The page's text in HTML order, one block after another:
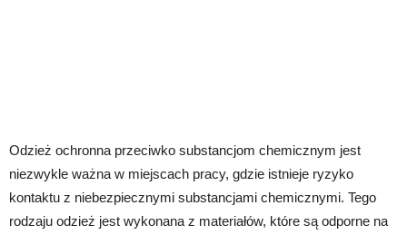
Odzież ochronna przeciwko substancjom chemicznym jest
niezwykle ważna w miejscach pracy, gdzie istnieje ryzyko
kontaktu z niebezpiecznymi substancjami chemicznymi. Tego
rodzaju odzież jest wykonana z materiałów, które są odporne na